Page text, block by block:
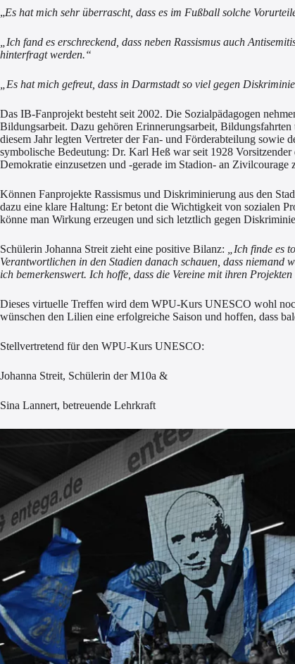
„Es hat mich sehr überrascht, dass es im Fußball solche
„Ich fand es erschreckend, dass neben Rassismus auch
hinterfragt werden.“
„Es hat mich gefreut, dass in Darmstadt so viel gegen
Das IB-Fanprojekt besteht seit 2002. Die Sozialpädagogen
Bildungsarbeit. Dazu gehören Erinnerungsarbeit,
diesem Jahr legten Vertreter der Fan- und Förderabteilung
symbolische Bedeutung: Dr. Karl Heß war seit 1928
Demokratie einzusetzen und -gerade im Stadion- an Zivilcourage
Können Fanprojekte Rassismus und Diskriminierung aus den
dazu eine klare Haltung: Er betont die Wichtigkeit von sozialen
könne man Wirkung erzeugen und sich letztlich gegen
Schülerin Johanna Streit zieht eine positive Bilanz: „Ich finde es
Verantwortlichen in den Stadien danach schauen, dass
ich bemerkenswert. Ich hoffe, dass die Vereine mit ihren
Dieses virtuelle Treffen wird dem WPU-Kurs UNESCO wohl
wünschen den Lilien eine erfolgreiche Saison und hoffen, dass
Stellvertretend für den WPU-Kurs UNESCO:
Johanna Streit, Schülerin der M10a &
Sina Lannert, betreuende Lehrkraft